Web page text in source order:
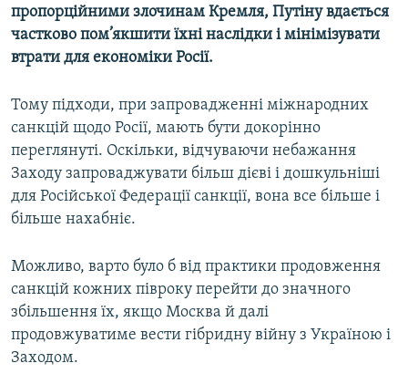
пропорційними злочинам Кремля, Путіну вдається
частково пом’якшити їхні наслідки і мінімізувати
втрати для економіки Росії.
Тому підходи, при запровадженні міжнародних
санкцій щодо Росії, мають бути докорінно
переглянуті. Оскільки, відчуваючи небажання
Заходу запроваджувати більш дієві і дошкульніші
для Російської Федерації санкції, вона все більше і
більше нахабніє.
Можливо, варто було б від практики продовження
санкцій кожних півроку перейти до значного
збільшення їх, якщо Москва й далі
продовжуватиме вести гібридну війну з Україною і
Заходом.